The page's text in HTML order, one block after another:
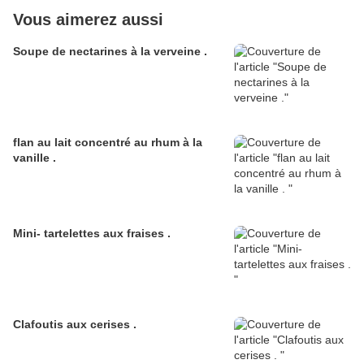
Vous aimerez aussi
Soupe de nectarines à la verveine .
flan au lait concentré au rhum à la
vanille .
Mini- tartelettes aux fraises .
Clafoutis aux cerises .